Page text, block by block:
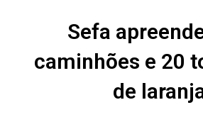
Sefa
caminhões e 20
de